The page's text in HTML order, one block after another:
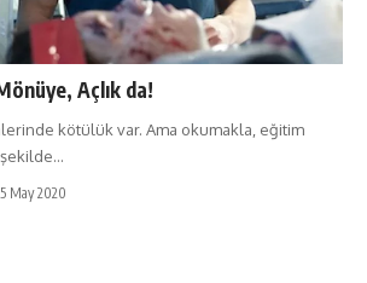
Açlık da!
kötülük var. Ama okumakla, eğitim
May 2020